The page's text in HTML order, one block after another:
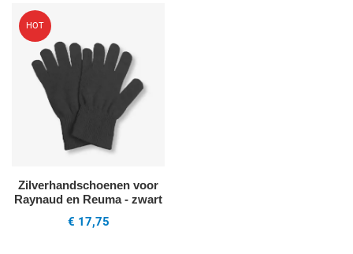
HOT
Zilverhandschoenen voor
Raynaud en Reuma - zwart
€ 17,75